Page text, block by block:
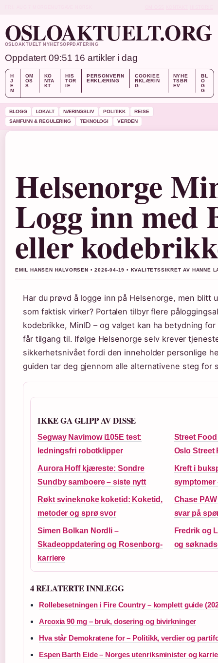
OSLOAKTUELT.ORG
OSLOAKTUELT NYHETSOPPDATERING
Oppdatert 09:51 16 artikler i dag
H
J
E
M
OM
OS
S
KO
NTA
KT
HIS
TOR
IE
PERSONVERN
ERKLÆRING
COOKIEE
RKLÆRIN
G
NYHE
TSBR
EV
BL
O
G
G
BLOGG LOKALT NÆRINGSLIV POLITIKK
REISE
SAMFUNN & REGULERING
TEKNOLOGI VERDEN
Helsenorge
Logg inn med
eller
EMIL HANSEN HALVORSEN • 2026-04-19 • KVALITETSSIKRET AV HANNE
Har du prøvd å logge inn på Helsenorge, men blitt
som faktisk virker? Portalen tilbyr flere
kodebrikke, MinID – og valget kan ha betydning
får tilgang til. Ifølge Helsenorge selv krever
sikkerhetsnivået fordi den inneholder personlige
guiden tar deg gjennom alle alternativene steg for
IKKE GA GLIPP AV DISSE
Segway Navimow i105E test:
ledningsfri robotklipper
Street
Oslo Street
Aurora Hoff kjæreste: Sondre
Sundby samboere – siste nytt
Kreft i
symptomer
Røkt svineknoke koketid: Koketid,
metoder og sprø svor
Chase
svar på
Simen Bolkan Nordli –
Skadeoppdatering og Rosenborg-
karriere
Fredrik og
og
4 RELATERTE INNLEGG
Rollebesetningen i Fire Country – komplett guide
Arcoxia 90 mg – bruk, dosering og bivirkninger
Hva står Demokratene for – Politikk, verdier og
Espen Barth Eide – Norges utenriksminister og